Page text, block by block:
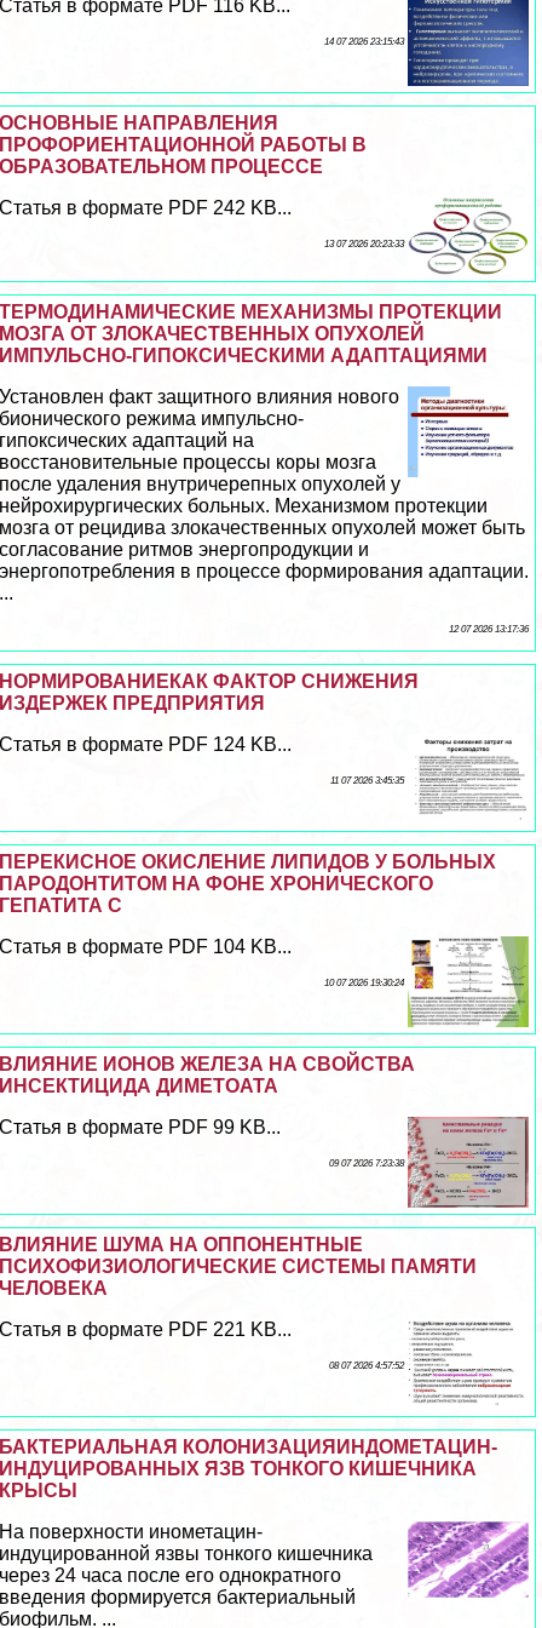
Статья в формате PDF 116 KB...
14 07 2026 23:15:43
ОСНОВНЫЕ НАПРАВЛЕНИЯ
ПРОФОРИЕНТАЦИОННОЙ РАБОТЫ В
ОБРАЗОВАТЕЛЬНОМ ПРОЦЕССЕ
Статья в формате PDF 242 KB...
13 07 2026 20:23:33
ТЕРМОДИНАМИЧЕСКИЕ МЕХАНИЗМЫ ПРОТЕКЦИИ
МОЗГА ОТ ЗЛОКАЧЕСТВЕННЫХ ОПУХОЛЕЙ
ИМПУЛЬСНО-ГИПОКСИЧЕСКИМИ АДАПТАЦИЯМИ
Установлен факт защитного влияния нового
бионического режима импульсно-
гипоксических адаптаций на
восстановительные процессы коры мозга
после удаления внутричерепных опухолей у
нейрохирургических больных. Механизмом протекции
мозга от рецидива злокачественных опухолей может быть
согласование ритмов энергопродукции и
энергопотрeбления в процессе формирования адаптации.
...
12 07 2026 13:17:36
НОРМИРОВАНИЕКАК ФАКТОР СНИЖЕНИЯ
ИЗДЕРЖЕК ПРЕДПРИЯТИЯ
Статья в формате PDF 124 KB...
11 07 2026 3:45:35
ПЕРЕКИСНОЕ ОКИСЛЕНИЕ ЛИПИДОВ У БОЛЬНЫХ
ПАРОДОНТИТОМ НА ФОНЕ ХРОНИЧЕСКОГО
ГЕПАТИТА С
Статья в формате PDF 104 KB...
10 07 2026 19:30:24
ВЛИЯНИЕ ИОНОВ ЖЕЛЕЗА НА СВОЙСТВА
ИНСЕКТИЦИДА ДИМЕТОАТА
Статья в формате PDF 99 KB...
09 07 2026 7:23:38
ВЛИЯНИЕ ШУМА НА ОППОНЕНТНЫЕ
ПСИХОФИЗИОЛОГИЧЕСКИЕ СИСТЕМЫ ПАМЯТИ
ЧЕЛОВЕКА
Статья в формате PDF 221 KB...
08 07 2026 4:57:52
БАКТЕРИАЛЬНАЯ КОЛОНИЗАЦИЯИНДОМЕТАЦИН-
ИНДУЦИРОВАННЫХ ЯЗВ ТОНКОГО КИШЕЧНИКА
КРЫСЫ
На поверхности инометацин-
индуцированной язвы тонкого кишечника
через 24 часа после его однократного
введения формируется бактериальный
биофильм. ...